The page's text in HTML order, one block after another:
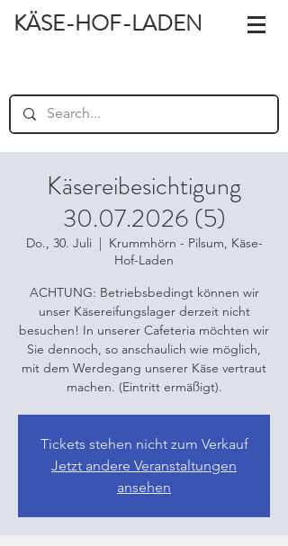
KÄSE-HOF-LADEN
Käsereibesichtigung
30.07.2026 (5)
Do., 30. Juli
  |
Krummhörn - Pilsum, Käse-
Hof-Laden
ACHTUNG: Betriebsbedingt können wir
unser Käsereifungslager derzeit nicht
besuchen! In unserer Cafeteria möchten wir
Sie dennoch, so anschaulich wie möglich,
mit dem Werdegang unserer Käse vertraut
machen. (Eintritt ermäßigt).
Tickets stehen nicht zum Verkauf
Jetzt andere Veranstaltungen
ansehen